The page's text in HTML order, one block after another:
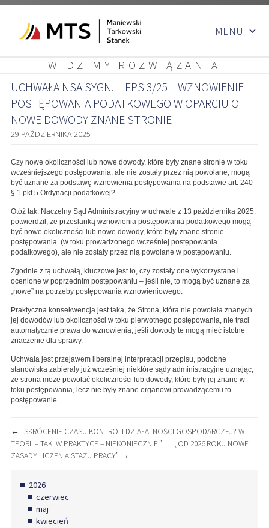
do
MENU
WIDZIMY ROZWIĄZANIA
UCHWAŁA NSA SYGN. II FPS 3/25 – WZNOWIENIE
POSTĘPOWANIA PODATKOWEGO W OPARCIU O
NOWE DOWODY ZNANE STRONIE
29 PAŹDZIERNIKA 2025
Czy nowe okoliczności lub nowe dowody, które były znane stronie w toku
wcześniejszego postępowania, ale nie zostały przez nią powołane, mogą
być uznane za podstawę wznowienia postępowania na podstawie art. 240
§ 1 pkt 5 Ordynacji podatkowej?
Otóż tak. Naczelny Sąd Administracyjny w uchwale z 13 października 2025.
potwierdził, że przesłanką wznowienia postępowania podatkowego mogą
być nowe okoliczności lub nowe dowody, które były znane stronie
postępowania (w toku prowadzonego wcześniej postępowania
podatkowego), ale nie zostały przez nią powołane w postępowaniu.
Zgodnie z tą uchwałą, kluczowe jest to, czy zostały one wykorzystane i
ocenione w poprzednim postępowaniu – jeśli nie, to mogą być uznane za
„nowe” na potrzeby postępowania wznowieniowego.
Praktyczna konsekwencja jest taka, że Strona, która nie powołała znanych
jej dowodów lub okoliczności w toku pierwotnego postępowania, nie traci
automatycznie prawa do wznowienia, jeśli dowody te mogą mieć istotne
znaczenie dla sprawy.
Uchwała jest przejawem liberalnej interpretacji przepisu, podobne
stanowiska zabierały już wcześniej niektóre sądy administracyjne uznając,
że strona może powołać okoliczności lub dowody, które były jej znane w
toku postępowania, lecz nie były znane organowi prowadzącemu to
postępowanie.
NAWIGACJA
WPISU
← „SKRÓCENIE CZASU KONTROLI DZIAŁALNOŚCI GOSPODARCZEJ? W
TEORII – TAK. W PRAKTYCE – NIEKONIECZNIE.”
„OD 2026 ROKU NOWE
ZASADY LICZENIA STAŻU PRACY” →
2026
czerwiec
maj
kwiecień